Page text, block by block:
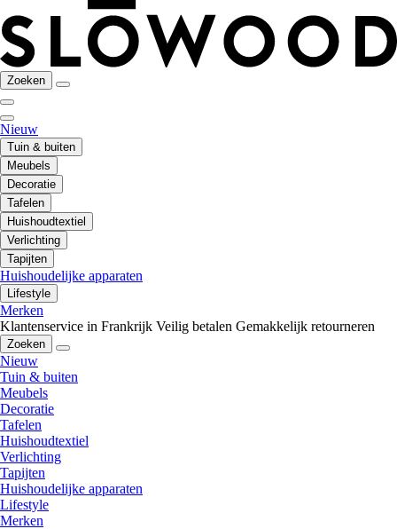
Zoeken
Nieuw
Tuin & buiten
Meubels
Decoratie
Tafelen
Huishoudtextiel
Verlichting
Tapijten
Huishoudelijke apparaten
Lifestyle
Merken
Klantenservice in Frankrijk Veilig betalen Gemakkelijk retourneren
Zoeken
Nieuw
Tuin & buiten
Meubels
Decoratie
Tafelen
Huishoudtextiel
Verlichting
Tapijten
Huishoudelijke apparaten
Lifestyle
Merken